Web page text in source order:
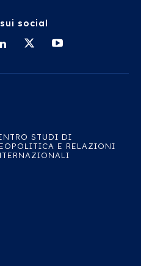
social
STUDI DI
E RELAZIONI